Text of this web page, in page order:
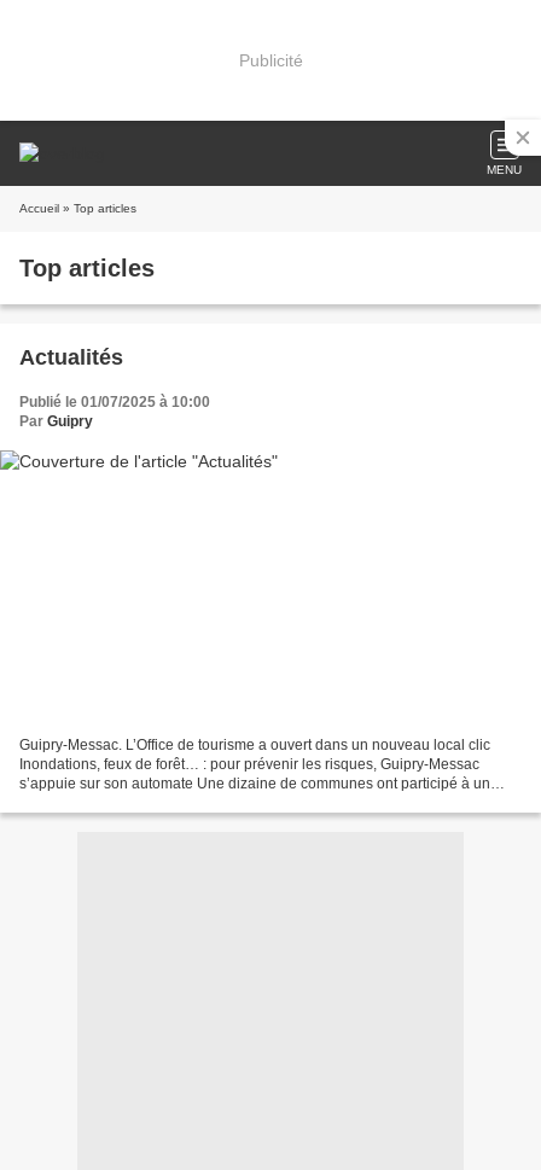
Publicité
MENU
Accueil » Top articles
Top articles
Actualités
Publié le 01/07/2025 à 10:00
Par Guipry
Guipry-Messac. L’Office de tourisme a ouvert dans un nouveau local clic
Inondations, feux de forêt… : pour prévenir les risques, Guipry-Messac
s’appuie sur son automate Une dizaine de communes ont participé à un